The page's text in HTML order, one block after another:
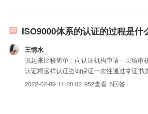
ISO9000体系的认证的过程是什
王情水_
说起来比较简单：向认证机构申请---现场审
认证桐远祥认证咨询保证一次性通过拿证书
我的百度空间
2022-02-09 11:20:02 952查看 6回答